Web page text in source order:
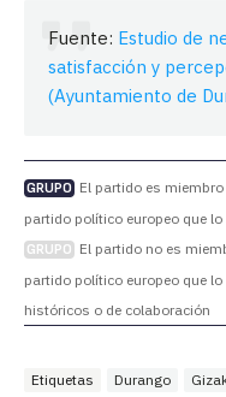
Fuente: Estudio de
satisfacción y
(Ayuntamiento de
GRUPO El partido es
partido político europeo que
GRUPO El partido no es
partido político europeo que
históricos o de colaboración
Etiquetas Durango